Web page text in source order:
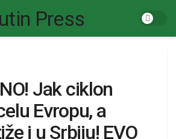
Jak ciklon
Evropu, a
i u Srbiju! EVO